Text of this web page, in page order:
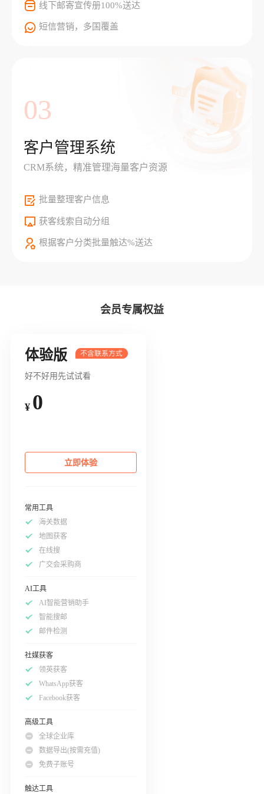
线下邮寄宣传册100%送达
短信营销，多国覆盖
03
客户管理系统
CRM系统，精准管理海量客户资源
批量整理客户信息
获客线索自动分组
根据客户分类批量触达%送达
会员专属权益
体验版
好不好用先试试看
¥ 0
立即体验
常用工具
海关数据
地图获客
在线搜
广交会采购商
AI工具
AI智能营销助手
智能搜邮
邮件检测
社媒获客
领英获客
WhatsApp获客
Facebook获客
高级工具
全球企业库
数据导出(按需充值)
免费子账号
触达工具